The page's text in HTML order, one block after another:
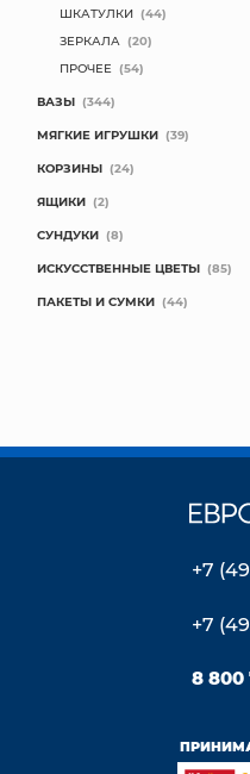
ШКАТУЛКИ (44)
ЗЕРКАЛА (20)
ПРОЧЕЕ (54)
ВАЗЫ (344)
МЯГКИЕ ИГРУШКИ (39)
КОРЗИНЫ (24)
ЯЩИКИ (2)
СУНДУКИ (8)
ИСКУССТВЕННЫЕ ЦВЕТЫ (85)
ПАКЕТЫ И СУМКИ (44)
+7
+7
8 800